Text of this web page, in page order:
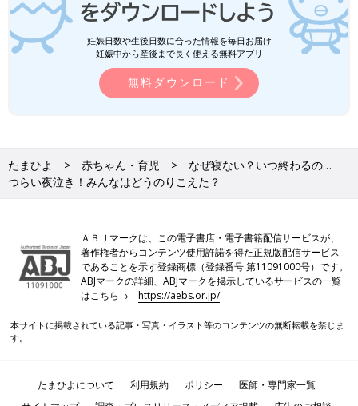
妊娠日数や生後日数に合った情報を毎日お届け
妊娠中から産後まで長く使える無料アプリ
無料ダウンロード
たまひよ 赤ちゃん・育児
なぜ寝ない？いつ終わるの…
つらい夜泣き！みんなはどうのりこえた？
ＡＢＪマークは、この電子書店・電子書籍配信サービスが、
著作権者からコンテンツ使用許諾を得た正規版配信サービス
であることを示す登録商標（登録番号 第11091000号）です。
ABJマークの詳細、ABJマークを掲示しているサービスの一覧
はこちら→https://aebs.or.jp/
本サイトに掲載されている記事・写真・イラスト等のコンテンツの無断転載を禁じま
す。
たまひよについて 利用規約 ポリシー
医師・専門家一覧